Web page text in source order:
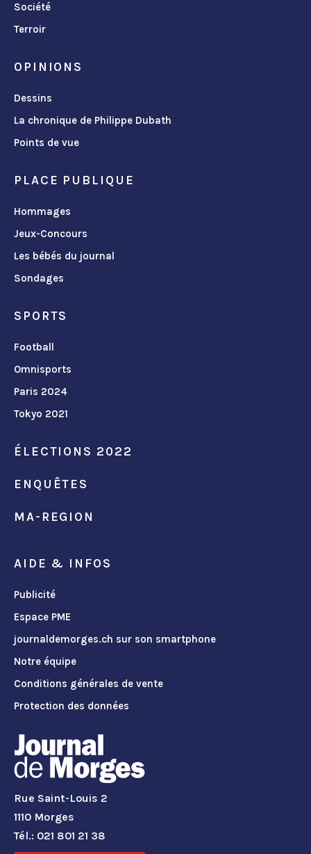
Société
Terroir
OPINIONS
Dessins
La chronique de Philippe Dubath
Points de vue
PLACE PUBLIQUE
Hommages
Jeux-Concours
Les bébés du journal
Sondages
SPORTS
Football
Omnisports
Paris 2024
Tokyo 2021
ÉLECTIONS 2022
ENQUÊTES
MA-REGION
AIDE & INFOS
Publicité
Espace PME
journaldemorges.ch sur son smartphone
Notre équipe
Conditions générales de vente
Protection des données
Rue Saint-Louis 2
1110 Morges
Tél.: 021 801 21 38